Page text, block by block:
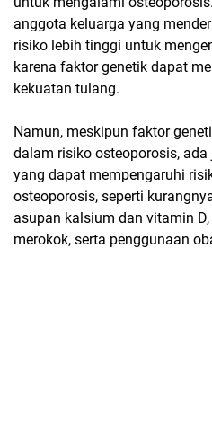
anggota keluarga yang
risiko lebih tinggi untuk
karena faktor genetik dapat
kekuatan tulang.
Namun, meskipun faktor
dalam risiko osteoporosis,
yang dapat mempengaruhi
osteoporosis, seperti
asupan kalsium dan vitamin
merokok, serta penggunaan